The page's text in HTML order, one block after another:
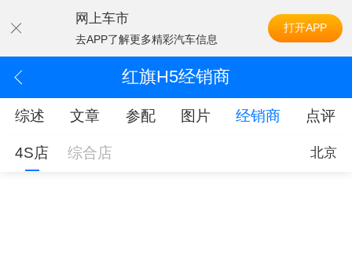
网上车市
去APP了解更多精彩汽车信息
打开APP
红旗H5经销商
综述 文章 参配 图片 经销商 点评
4S店 综合店 北京